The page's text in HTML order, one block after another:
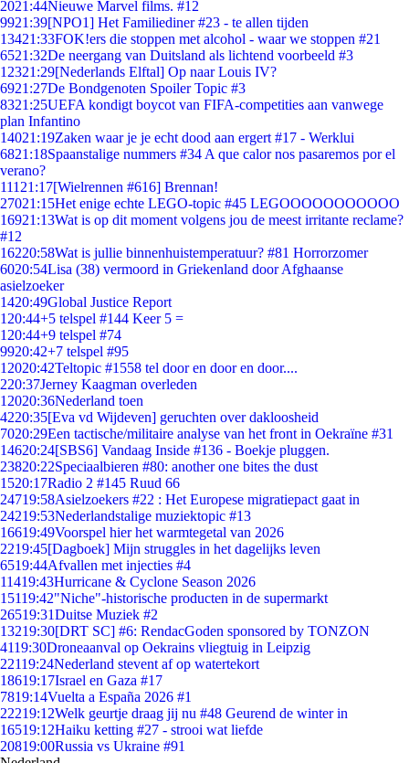
2021:44Nieuwe Marvel films. #12
9921:39[NPO1] Het Familiediner #23 - te allen tijden
13421:33FOK!ers die stoppen met alcohol - waar we stoppen #21
6521:32De neergang van Duitsland als lichtend voorbeeld #3
12321:29[Nederlands Elftal] Op naar Louis IV?
6921:27De Bondgenoten Spoiler Topic #3
8321:25UEFA kondigt boycot van FIFA-competities aan vanwege
plan Infantino
14021:19Zaken waar je je echt dood aan ergert #17 - Werklui
6821:18Spaanstalige nummers #34 A que calor nos pasaremos por el
verano?
111 21:17[Wielrennen #616] Brennan!
27021:15Het enige echte LEGO-topic #45 LEGOOOOOOOOOOO
16921:13Wat is op dit moment volgens jou de meest irritante reclame?
#12
16220:58Wat is jullie binnenhuistemperatuur? #81 Horrorzomer
6020:54Lisa (38) vermoord in Griekenland door Afghaanse
asielzoeker
1420:49Global Justice Report
1 20:44+5 telspel #144 Keer 5 =
1 20:44+9 telspel #74
9920:42+7 telspel #95
12020:42Teltopic #1558 tel door en door en door....
220:37Jerney Kaagman overleden
12020:36Nederland toen
4220:35[Eva vd Wijdeven] geruchten over dakloosheid
7020:29Een tactische/militaire analyse van het front in Oekraïne #31
14620:24[SBS6] Vandaag Inside #136 - Boekje pluggen.
23820:22Speciaalbieren #80: another one bites the dust
1520:17Radio 2 #145 Ruud 66
24719:58Asielzoekers #22 : Het Europese migratiepact gaat in
24219:53Nederlandstalige muziektopic #13
16619:49Voorspel hier het warmtegetal van 2026
2219:45[Dagboek] Mijn struggles in het dagelijks leven
6519:44Afvallen met injecties #4
11419:43Hurricane & Cyclone Season 2026
15119:42"Niche"-historische producten in de supermarkt
26519:31Duitse Muziek #2
13219:30[DRT SC] #6: RendacGoden sponsored by TONZON
4119:30Droneaanval op Oekrains vliegtuig in Leipzig
22119:24Nederland stevent af op watertekort
18619:17Israel en Gaza #17
7819:14Vuelta a España 2026 #1
22219:12Welk geurtje draag jij nu #48 Geurend de winter in
16519:12Haiku ketting #27 - strooi wat liefde
20819:00Russia vs Ukraine #91